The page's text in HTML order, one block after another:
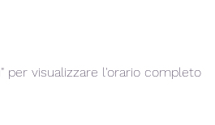
per visualizzare l'orario completo